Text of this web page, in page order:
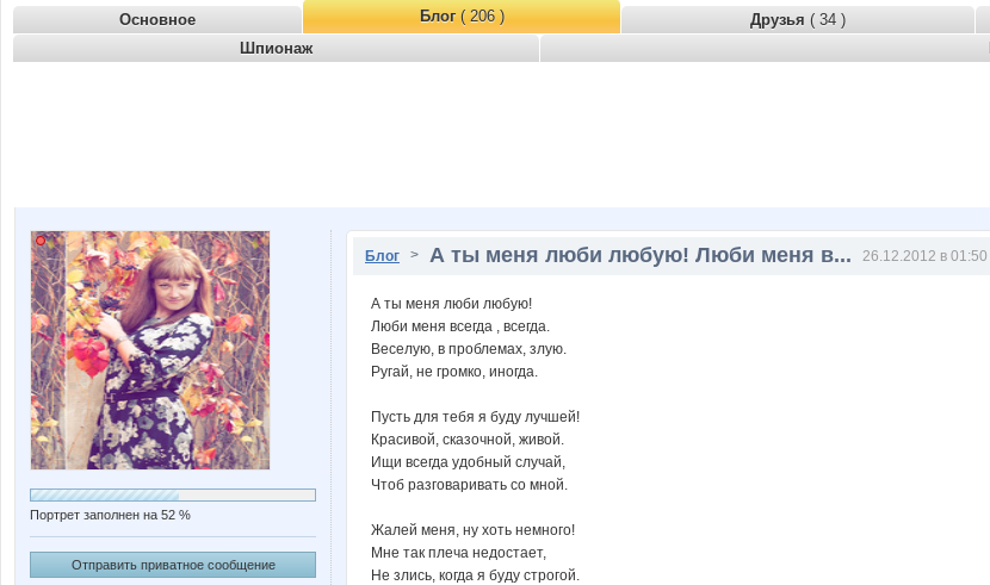
Основное Блог( 206 ) Друзья ( 34 )
Шпионаж
Портрет заполнен на 52 %
Отправить приватное сообщение
Блог > А ты меня люби любую! Люби меня в... 26.12.2012 в 01:50
А ты меня люби любую!
Люби меня всегда , всегда.
Веселую, в проблемах, злую.
Ругай, не громко, иногда.
Пусть для тебя я буду лучшей!
Красивой, сказочной, живой.
Ищи всегда удобный случай,
Чтоб разговаривать со мной.
Жалей меня, ну хоть немного!
Мне так плеча недостает,
Не злись, когда я буду строгой.